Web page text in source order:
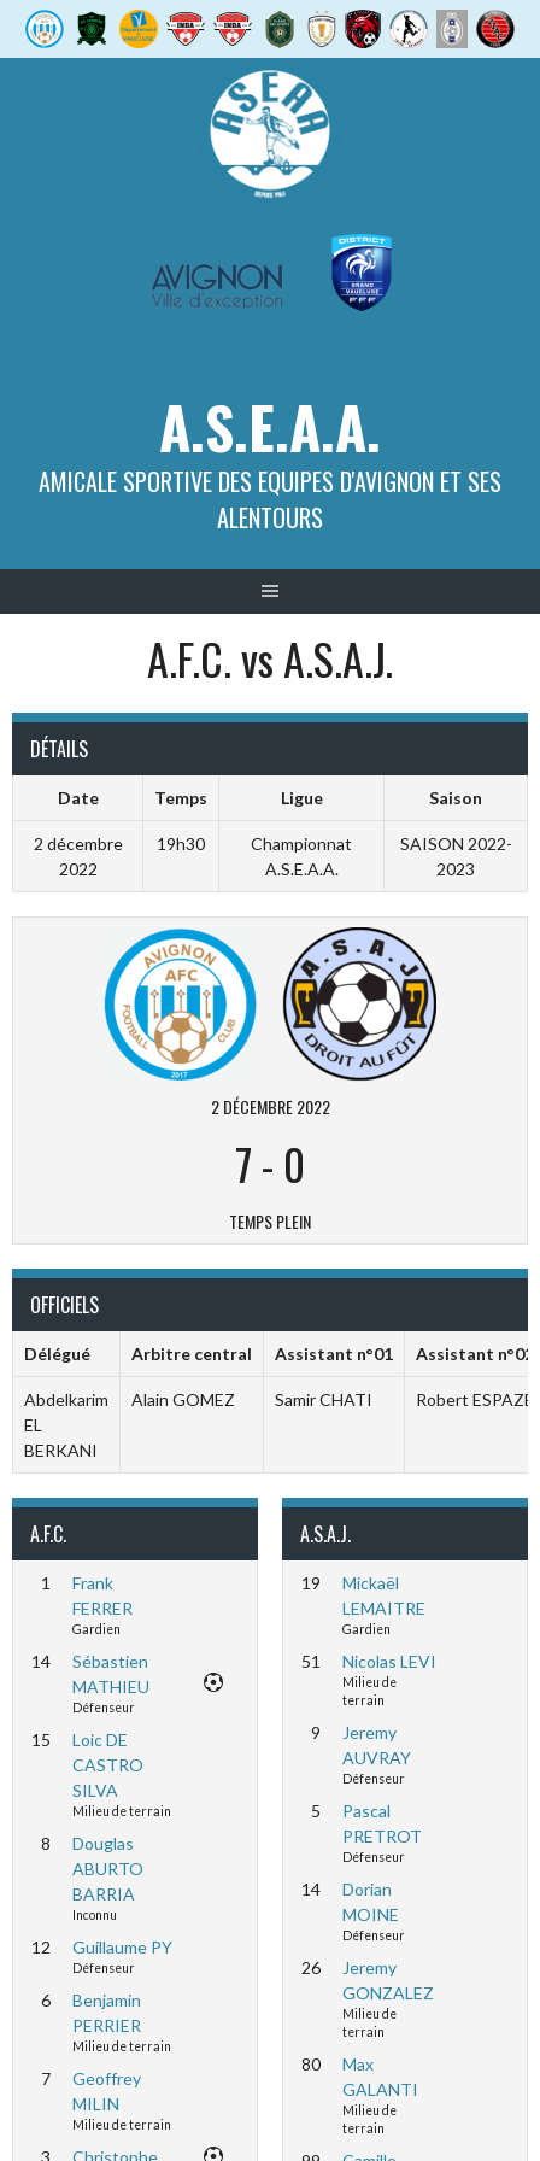
A.S.E.A.A.
AMICALE SPORTIVE DES EQUIPES D'AVIGNON ET SES
ALENTOURS
A.F.C. vs A.S.A.J.
DÉTAILS
Date Temps Ligue Saison
2 décembre
2022
19h30
Championnat
A.S.E.A.A.
SAISON 2022-
2023
2 DÉCEMBRE 2022
7- 0
TEMPS PLEIN
OFFICIELS
Délégué Arbitre central Assistant n°01 Assistant n°02
Abdelkarim
EL
BERKANI
Alain GOMEZ Samir CHATI Robert ESPAZE
A.F.C.
1
Frank
FERRER
Gardien
14
Sébastien
MATHIEU
Défenseur
15
Loic DE
CASTRO
SILVA
Milieu de terrain
8
Douglas
ABURTO
BARRIA
Inconnu
12 Guillaume PY
Défenseur
6
Benjamin
PERRIER
Milieu de terrain
7
Geoffrey
MILIN
Milieu de terrain
3 Christophe
A.S.A.J.
19
Mickaël
LEMAITRE
Gardien
51 Nicolas LEVI
Milieu de
terrain
9
Jeremy
AUVRAY
Défenseur
5
Pascal
PRETROT
Défenseur
14
Dorian
MOINE
Défenseur
26
Jeremy
GONZALEZ
Milieu de
terrain
80
Max
GALANTI
Milieu de
terrain